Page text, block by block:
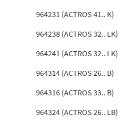
964231 (ACTROS 41.. K)
964238 (ACTROS 32.. LK)
964241 (ACTROS 32.. LK)
964314 (ACTROS 26.. B)
964316 (ACTROS 33.. B)
964324 (ACTROS 26.. LB)